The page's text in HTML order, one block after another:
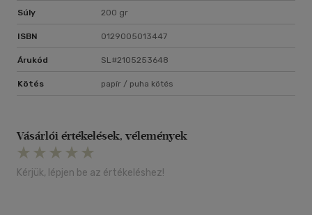
Súly 200 gr
ISBN 0129005013447
Árukód SL#2105253648
Kötés papír / puha kötés
Vásárlói értékelések, vélemények
Kérjük, lépjen be az értékeléshez!